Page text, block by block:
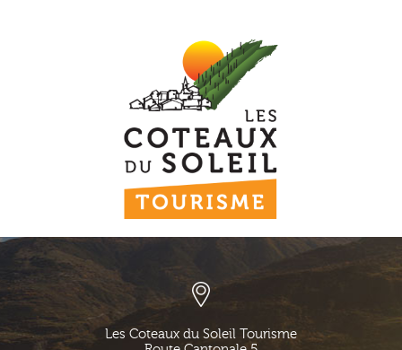
Les Coteaux du Soleil Tourisme